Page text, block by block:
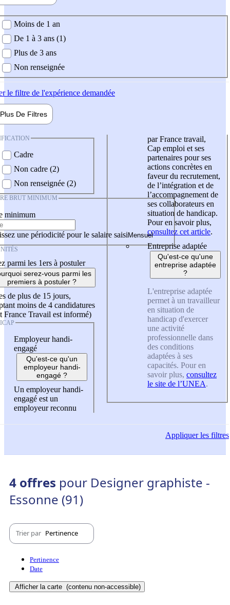
demandée
Moins de 1 an
De 1 à 3 ans (1)
Plus de 3 ans
Non renseignée
le filtre de l'expérience demandée
Plus De Filtres
Cadre
Non cadre (2)
Non renseignée (2)
BRUT MINIMUM
minimum
une périodicité pour le salaire saisi
parmi les 1ers à postuler
serez-vous parmi les
premiers à postuler ?
de plus de 15 jours,
moins de 4 candidatures
France Travail est informé)
Employeur handi-
engagé
Qu'est-ce qu'un
employeur handi-
engagé ?
Un employeur handi-
engagé est un
employeur reconnu
par France travail,
Cap emploi et ses
partenaires pour ses
actions concrètes en
faveur du recrutement,
de l’intégration et de
l’accompagnement de
ses collaborateurs en
situation de handicap.
Pour en savoir plus,
consultez cet article.
Entreprise adaptée
Qu'est-ce qu'une
entreprise adaptée
?
L'entreprise adaptée
permet à un travailleur
en situation de
handicap d'exercer
une activité
professionnelle dans
des conditions
adaptées à ses
capacités. Pour en
savoir plus, consultez
le site de l’UNEA.
Appliquerles filtres
4 offres pour Designer graphiste -
Essonne (91)
Trier par Pertinence
Pertinence
Date
Afficher la carte (contenu non-accessible)